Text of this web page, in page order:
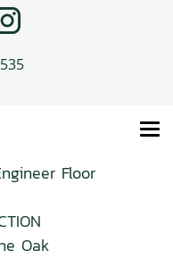
Floor
Oak